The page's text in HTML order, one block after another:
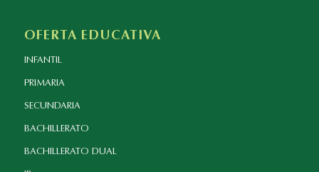
OFERTA EDUCATIVA
INFANTIL
PRIMARIA
SECUNDARIA
BACHILLERATO
BACHILLERATO DUAL